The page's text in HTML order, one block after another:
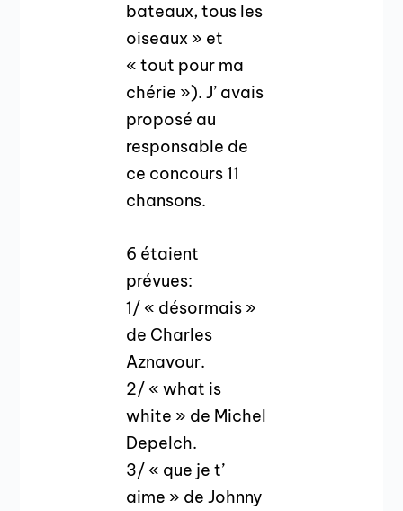
bateaux, tous les
oiseaux » et
« tout pour ma
chérie »). J’ avais
proposé au
responsable de
ce concours 11
chansons.
6 étaient
prévues:
1/ « désormais »
de Charles
Aznavour.
2/ « what is
white » de Michel
Depelch.
3/ « que je t’
aime » de Johnny